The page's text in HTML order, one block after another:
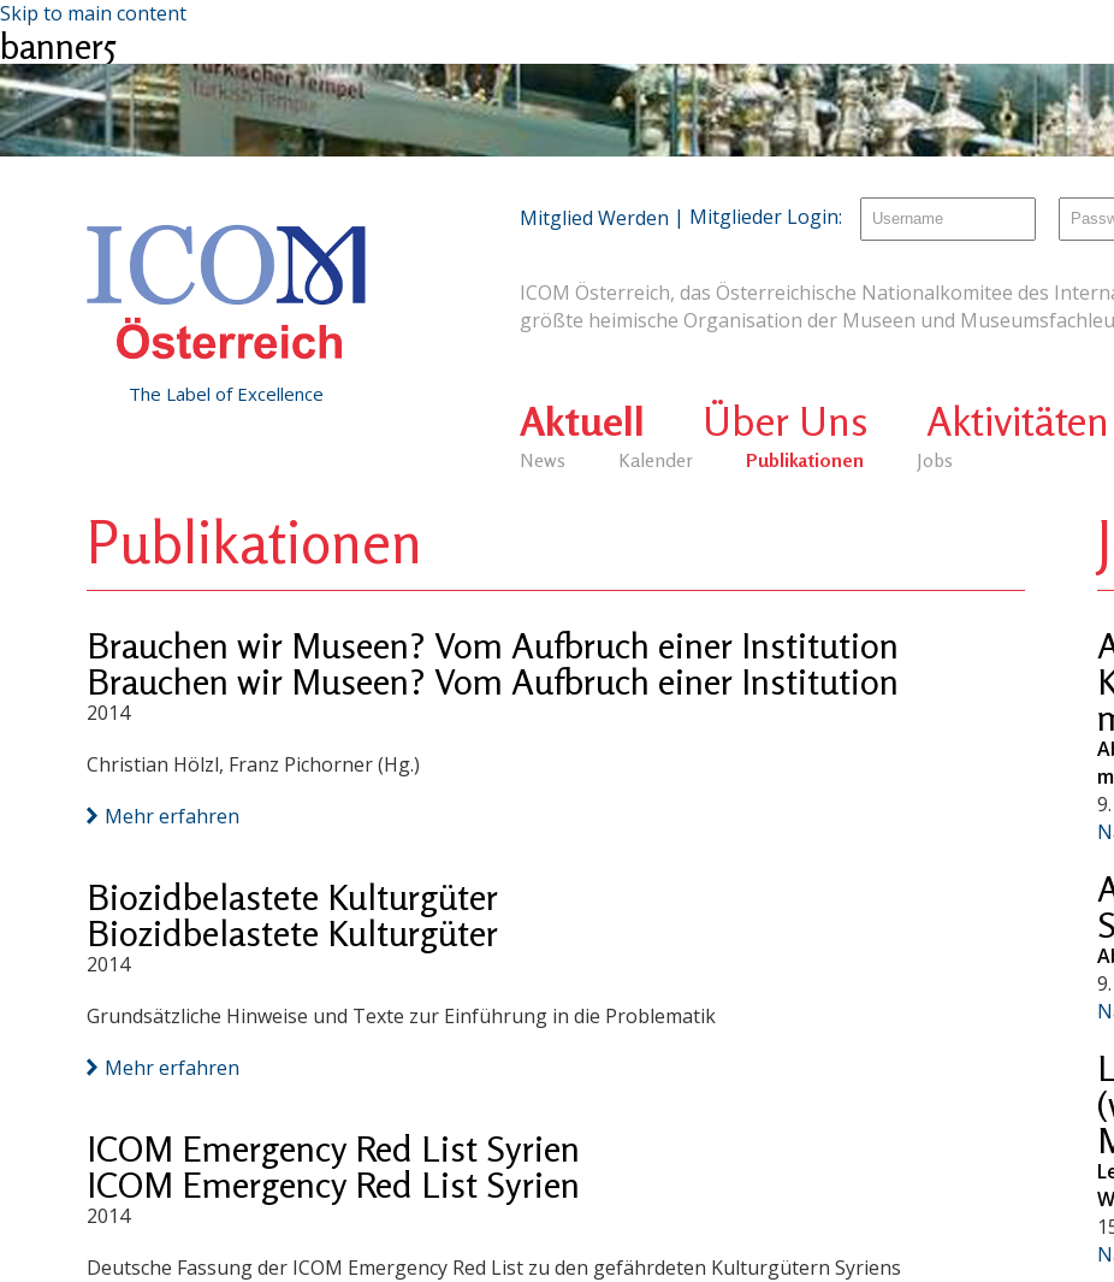
Skip to main content
banner5
The Label of Excellence
ICOM Österreich, das Österreichische Nationalkomitee des
größte heimische Organisation der Museen und
Aktuell
News Kalender Publikationen Jobs
Über Uns Aktivitäten
Mitglied Werden | Mitglieder Login:
Publikationen
Brauchen wir Museen? Vom Aufbruch einer Institution
Brauchen wir Museen? Vom Aufbruch einer Institution
2014
Christian Hölzl, Franz Pichorner (Hg.)
Mehr erfahren
Biozidbelastete Kulturgüter
Biozidbelastete Kulturgüter
2014
Grundsätzliche Hinweise und Texte zur Einführung in die Problematik
Mehr erfahren
ICOM Emergency Red List Syrien
ICOM Emergency Red List Syrien
2014
Deutsche Fassung der ICOM Emergency Red List zu den gefährdeten Kulturgütern Syriens